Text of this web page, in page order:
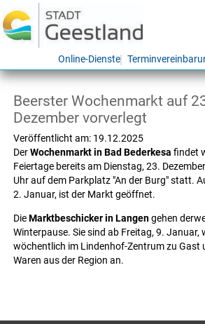
Online-Dienste
Beerster Wochenmarkt auf
Dezember vorverlegt
Veröffentlicht am: 19.12.2025
DerWochenmarkt in Bad Bederkesa findet
Feiertage bereits am Dienstag, 23.
Uhr auf dem Parkplatz "An der Burg" statt.
2. Januar, ist der Markt geöffnet.
DieMarktbeschicker in Langengehen
Winterpause. Sie sind ab Freitag, 9. Januar,
wöchentlich im Lindenhof-Zentrum zu Gast
Waren aus der Region an.